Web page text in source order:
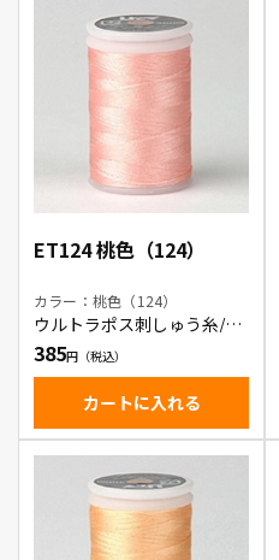
ET124 桃色（124）
カラー：桃色（124）
ウルトラポス刺しゅう糸/桃
色
385
カートに入れる